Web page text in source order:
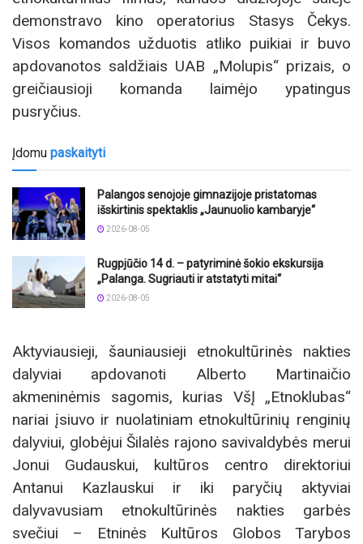
demonstravo kino operatorius Stasys Čekys.
Visos komandos užduotis atliko puikiai ir buvo
apdovanotos saldžiais UAB „Molupis“ prizais, o
greičiausioji komanda laimėjo ypatingus
pusryčius.
Įdomu paskaityti
Palangos senojoje gimnazijoje pristatomas
išskirtinis spektaklis „Jaunuolio kambaryje“
2026-08-05
Rugpjūčio 14 d. – patyriminė šokio ekskursija
„Palanga. Sugriauti ir atstatyti mitai“
2026-08-05
Aktyviausieji, šauniausieji etnokultūrinės nakties
dalyviai apdovanoti Alberto Martinaičio
akmeninėmis sagomis, kurias VšĮ „Etnoklubas“
nariai įsiuvo ir nuolatiniam etnokultūrinių renginių
dalyviui, globėjui Šilalės rajono savivaldybės merui
Jonui Gudauskui, kultūros centro direktoriui
Antanui Kazlauskui ir iki paryčių aktyviai
dalyvavusiam etnokultūrinės nakties garbės
svečiui – Etninės Kultūros Globos Tarybos